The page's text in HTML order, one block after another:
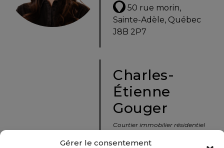
Gérer le consentement
Avec
un
immobilier
50 rue morin,
Sainte-Adèle, Québec
J8B 2P7
Charles-
Étienne
Gouger
Courtier immobilier résidentiel